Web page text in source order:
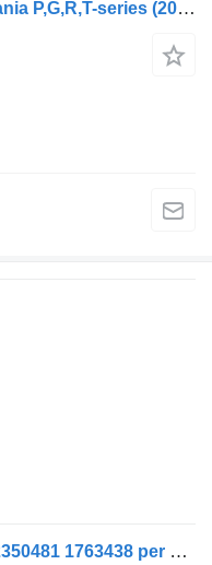
Volano 1376355 per camion Scania P,G,R,T-series (2004-2017)
Volano Scania Serie R (01.13-) 2350481 1763438 per camion Scania P,G,R,T-series (2004-2017)